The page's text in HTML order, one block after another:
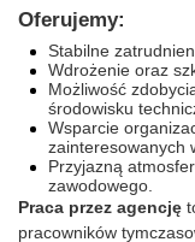
Oferujemy:
Stabilne
Wdrożenie oraz
Możliwość
środowisku
Wsparcie
zainteresowanych
Przyjazną
zawodowego.
Praca przez agencję
pracowników